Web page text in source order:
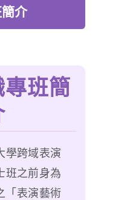
介
班簡
學跨域表演
班之前身為
「表演藝術